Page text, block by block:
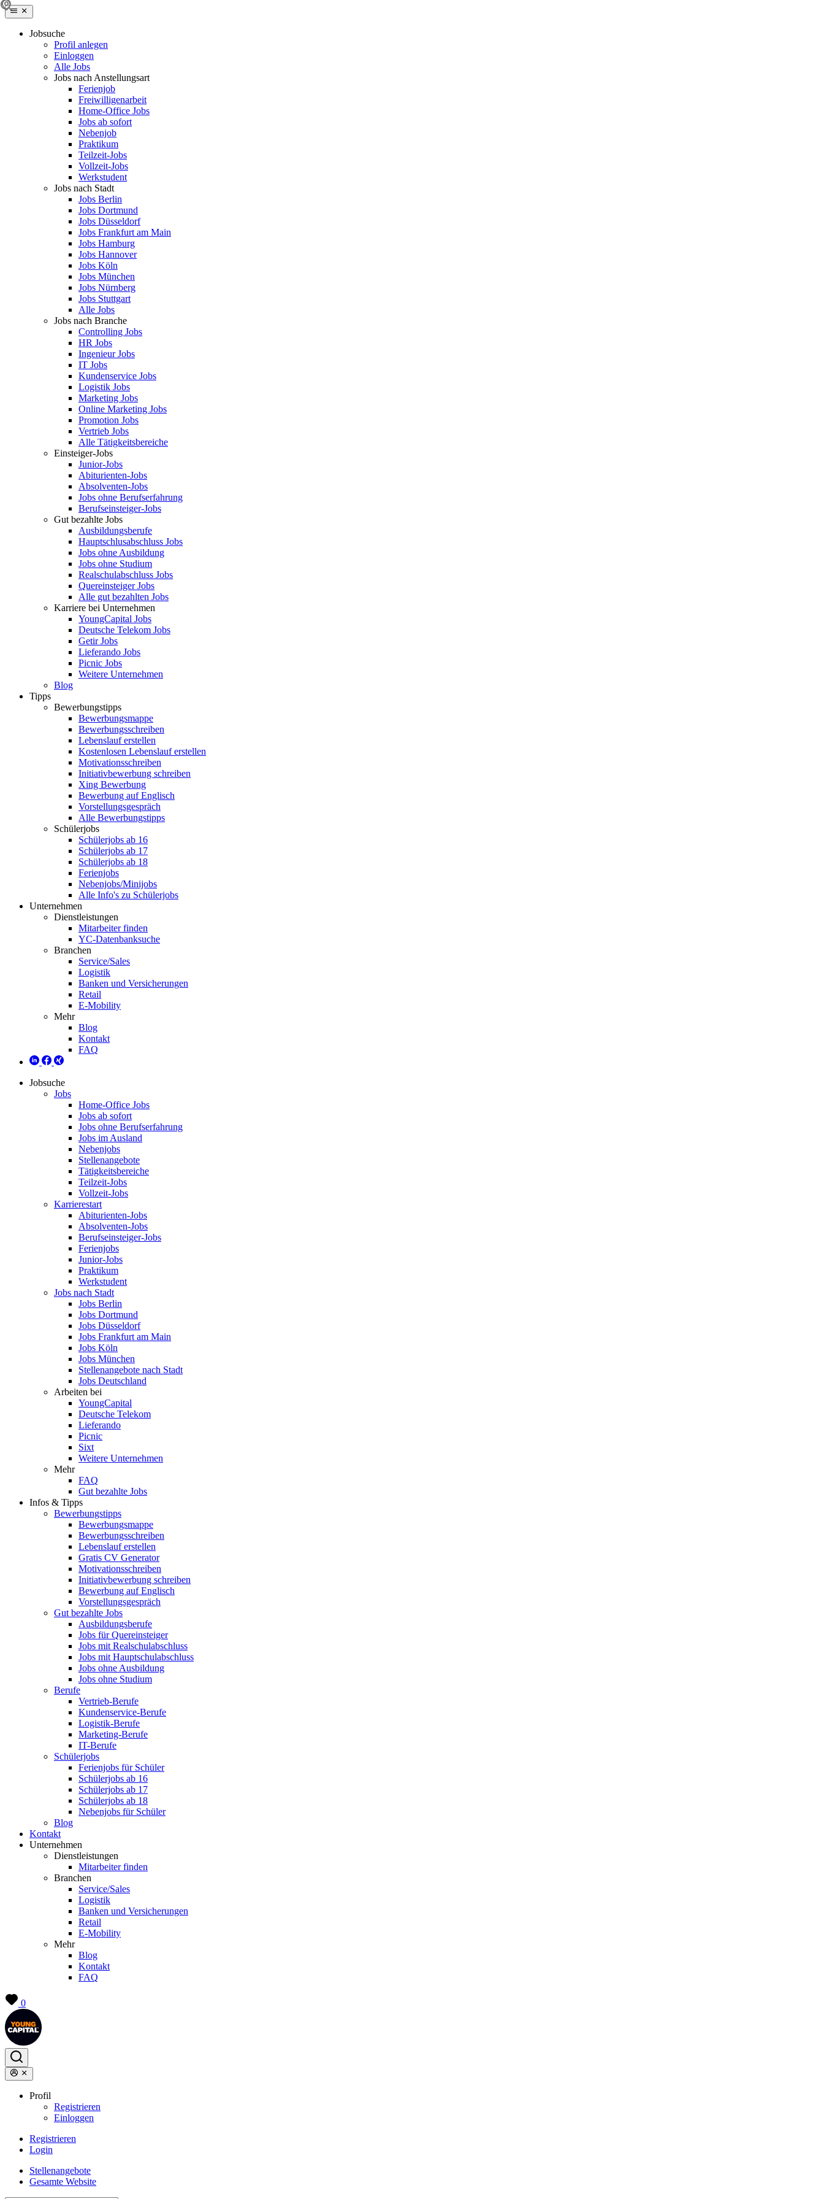
Jobsuche
Profil anlegen
Einloggen
Alle Jobs
Jobs nach Anstellungsart
Ferienjob
Freiwilligenarbeit
Home-Office Jobs
Jobs ab sofort
Nebenjob
Praktikum
Teilzeit-Jobs
Vollzeit-Jobs
Werkstudent
Jobs nach Stadt
Jobs Berlin
Jobs Dortmund
Jobs Düsseldorf
Jobs Frankfurt am Main
Jobs Hamburg
Jobs Hannover
Jobs Köln
Jobs München
Jobs Nürnberg
Jobs Stuttgart
Alle Jobs
Jobs nach Branche
Controlling Jobs
HR Jobs
Ingenieur Jobs
IT Jobs
Kundenservice Jobs
Logistik Jobs
Marketing Jobs
Online Marketing Jobs
Promotion Jobs
Vertrieb Jobs
Alle Tätigkeitsbereiche
Einsteiger-Jobs
Junior-Jobs
Abiturienten-Jobs
Absolventen-Jobs
Jobs ohne Berufserfahrung
Berufseinsteiger-Jobs
Gut bezahlte Jobs
Ausbildungsberufe
Hauptschlusabschluss Jobs
Jobs ohne Ausbildung
Jobs ohne Studium
Realschulabschluss Jobs
Quereinsteiger Jobs
Alle gut bezahlten Jobs
Karriere bei Unternehmen
YoungCapital Jobs
Deutsche Telekom Jobs
Getir Jobs
Lieferando Jobs
Picnic Jobs
Weitere Unternehmen
Blog
Tipps
Bewerbungstipps
Bewerbungsmappe
Bewerbungsschreiben
Lebenslauf erstellen
Kostenlosen Lebenslauf erstellen
Motivationsschreiben
Initiativbewerbung schreiben
Xing Bewerbung
Bewerbung auf Englisch
Vorstellungsgespräch
Alle Bewerbungstipps
Schülerjobs
Schülerjobs ab 16
Schülerjobs ab 17
Schülerjobs ab 18
Ferienjobs
Nebenjobs/Minijobs
Alle Info's zu Schülerjobs
Unternehmen
Dienstleistungen
Mitarbeiter finden
YC-Datenbanksuche
Branchen
Service/Sales
Logistik
Banken und Versicherungen
Retail
E-Mobility
Mehr
Blog
Kontakt
FAQ
Jobsuche
Jobs
Home-Office Jobs
Jobs ab sofort
Jobs ohne Berufserfahrung
Jobs im Ausland
Nebenjobs
Stellenangebote
Tätigkeitsbereiche
Teilzeit-Jobs
Vollzeit-Jobs
Karrierestart
Abiturienten-Jobs
Absolventen-Jobs
Berufseinsteiger-Jobs
Ferienjobs
Junior-Jobs
Praktikum
Werkstudent
Jobs nach Stadt
Jobs Berlin
Jobs Dortmund
Jobs Düsseldorf
Jobs Frankfurt am Main
Jobs Köln
Jobs München
Stellenangebote nach Stadt
Jobs Deutschland
Arbeiten bei
YoungCapital
Deutsche Telekom
Lieferando
Picnic
Sixt
Weitere Unternehmen
Mehr
FAQ
Gut bezahlte Jobs
Infos & Tipps
Bewerbungstipps
Bewerbungsmappe
Bewerbungsschreiben
Lebenslauf erstellen
Gratis CV Generator
Motivationsschreiben
Initiativbewerbung schreiben
Bewerbung auf Englisch
Vorstellungsgespräch
Gut bezahlte Jobs
Ausbildungsberufe
Jobs für Quereinsteiger
Jobs mit Realschulabschluss
Jobs mit Hauptschulabschluss
Jobs ohne Ausbildung
Jobs ohne Studium
Berufe
Vertrieb-Berufe
Kundenservice-Berufe
Logistik-Berufe
Marketing-Berufe
IT-Berufe
Schülerjobs
Ferienjobs für Schüler
Schülerjobs ab 16
Schülerjobs ab 17
Schülerjobs ab 18
Nebenjobs für Schüler
Blog
Kontakt
Unternehmen
Dienstleistungen
Mitarbeiter finden
Branchen
Service/Sales
Logistik
Banken und Versicherungen
Retail
E-Mobility
Mehr
Blog
Kontakt
FAQ
0
Profil
Registrieren
Einloggen
Registrieren
Login
Stellenangebote
Gesamte Website